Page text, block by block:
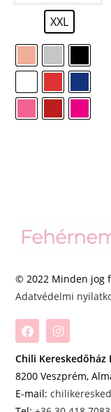
XXL
© 2022 Minden jog
Adatvédelmi
Chili Kereskedőház
8200 Veszprém,
E-mail: